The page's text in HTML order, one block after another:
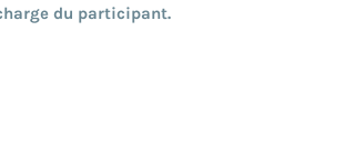
du participant.